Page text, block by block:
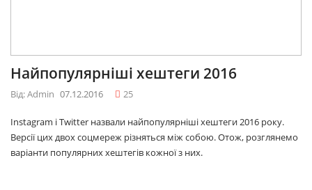
Найпопулярніші хештеги 2016
Від: Admin 07.12.2016 25
Instagram і Twitter назвали найпопулярніші хештеги 2016 року.
Версії цих двох соцмереж різняться між собою. Отож, розглянемо
варіанти популярних хештегів кожної з них.